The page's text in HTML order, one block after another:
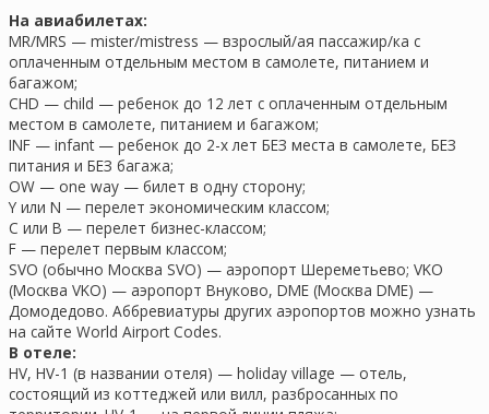
На авиабилетах:
MR/MRS — mister/mistress — взрослый/ая пассажир/ка с
оплаченным отдельным местом в самолете, питанием и
багажом;
CHD — child — ребенок до 12 лет с оплаченным отдельным
местом в самолете, питанием и багажом;
INF — infant — ребенок до 2-х лет БЕЗ места в самолете, БЕЗ
питания и БЕЗ багажа;
OW — one way — билет в одну сторону;
Y или N — перелет экономическим классом;
C или B — перелет бизнес-классом;
F — перелет первым классом;
SVO (обычно Москва SVO) — аэропорт Шереметьево; VKO
(Москва VKO) — аэропорт Внуково, DME (Москва DME) —
Домодедово. Аббревиатуры других аэропортов можно узнать
на сайте World Airport Codes.
В отеле:
HV, HV-1 (в названии отеля) — holiday village — отель,
состоящий из коттеджей или вилл, разбросанных по